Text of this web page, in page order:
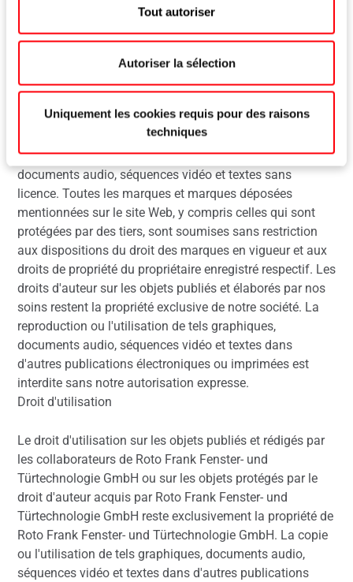
Tout autoriser
Autoriser la sélection
Uniquement les cookies requis pour des raisons
techniques
société Roto Frank Fenster- und Türtechnologie GmbH.
Dans toutes ses publications, Roto Frank Fenster- und
Türtechnologie GmbH s'efforce de respecter les droits
d'auteur de tous les graphiques, documents audio,
séquences vidéo et textes utilisés, d'utiliser des
graphiques, documents audio, séquences vidéo et textes
élaborés par Roto Frank AG ou d'utiliser des graphiques,
documents audio, séquences vidéo et textes sans
licence. Toutes les marques et marques déposées
mentionnées sur le site Web, y compris celles qui sont
protégées par des tiers, sont soumises sans restriction
aux dispositions du droit des marques en vigueur et aux
droits de propriété du propriétaire enregistré respectif. Les
droits d'auteur sur les objets publiés et élaborés par nos
soins restent la propriété exclusive de notre société. La
reproduction ou l'utilisation de tels graphiques,
documents audio, séquences vidéo et textes dans
d'autres publications électroniques ou imprimées est
interdite sans notre autorisation expresse.
Droit d'utilisation
Le droit d'utilisation sur les objets publiés et rédigés par
les collaborateurs de Roto Frank Fenster- und
Türtechnologie GmbH ou sur les objets protégés par le
droit d'auteur acquis par Roto Frank Fenster- und
Türtechnologie GmbH reste exclusivement la propriété de
Roto Frank Fenster- und Türtechnologie GmbH. La copie
ou l'utilisation de tels graphiques, documents audio,
séquences vidéo et textes dans d'autres publications